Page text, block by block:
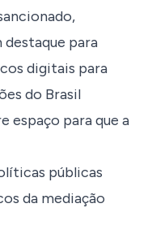
para
digitais para
do Brasil
espaço para que a
públicas
da mediação